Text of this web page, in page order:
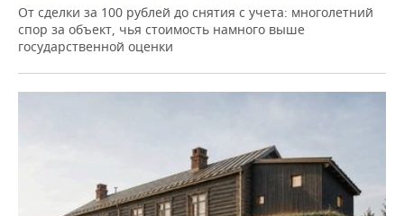
От сделки за 100 рублей до снятия с учета: многолетний
спор за объект, чья стоимость намного выше
государственной оценки